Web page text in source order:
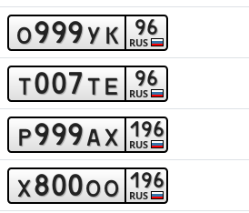
o999y k 96
RUS
t007t e 96
RUS
p999ax 196
RUS
x800oo 196
RUS